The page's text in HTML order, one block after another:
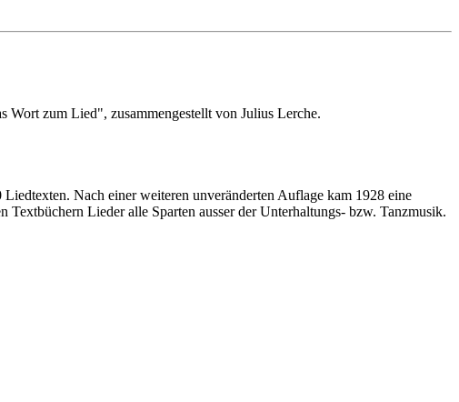
Wort zum Lied", zusammengestellt von Julius Lerche.
Nach einer weiteren unveränderten Auflage kam 1928 eine
Lieder alle Sparten ausser der Unterhaltungs- bzw. Tanzmusik.